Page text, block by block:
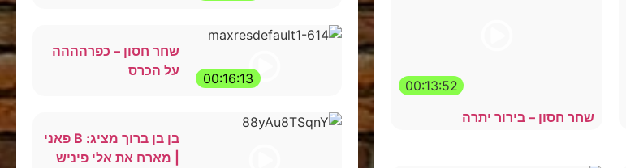
00:13:52
שחר חסון – בירור יתרה
00:16:13
שחר חסון – כפרהההה
על הכרס
בן בן ברוך מציג: B פאני
| מארח את אלי פיניש